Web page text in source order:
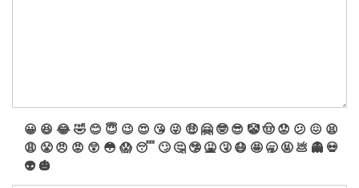
😀 😆 😂🤣 😊 😇 😉 😍 😘 😜 🤑 🤗 🤓 😎 🤡🤠 😟 😕 😖 😫
😩 😤 😠 😡 😲 😳 😱 😴 🙄 🤔 🤥 🤮 🤧 😷 🤩 🥱 🤬 💩 👻 💀
👽 🎃